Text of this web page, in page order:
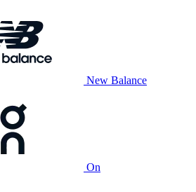
New Balance
On